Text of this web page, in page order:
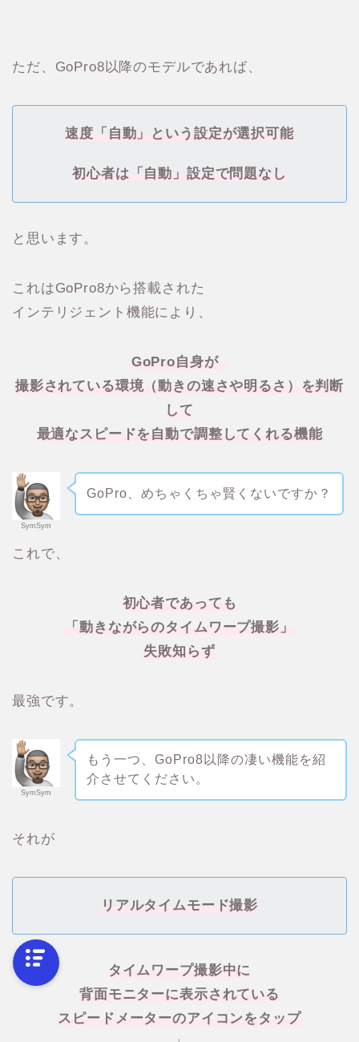
ただ、GoPro8以降のモデルであれば、
速度「自動」という設定が選択可能
初心者は「自動」設定で問題なし
と思います。
これはGoPro8から搭載された
インテリジェント機能により、
GoPro自身が
撮影されている環境（動きの速さや明るさ）を判断
して
最適なスピードを自動で調整してくれる機能
SymSym
GoPro、めちゃくちゃ賢くないですか？
これで、
初心者であっても
「動きながらのタイムワープ撮影」
失敗知らず
最強です。
SymSym
もう一つ、GoPro8以降の凄い機能を紹
介させてください。
それが
リアルタイムモード撮影
タイムワープ撮影中に
背面モニターに表示されている
スピードメーターのアイコンをタップ